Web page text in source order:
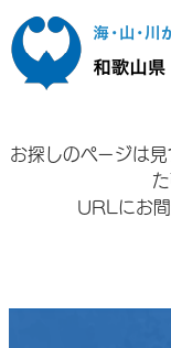
本文へ移動
お探しのページは
URLにお間